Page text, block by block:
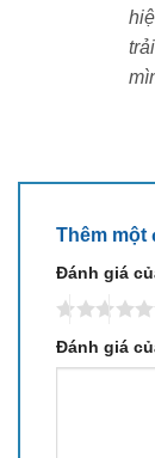
Khác biệt
năm ngoái
Cụ thể:
Thiết kế
Thêm một
Đánh giá
Đánh giá